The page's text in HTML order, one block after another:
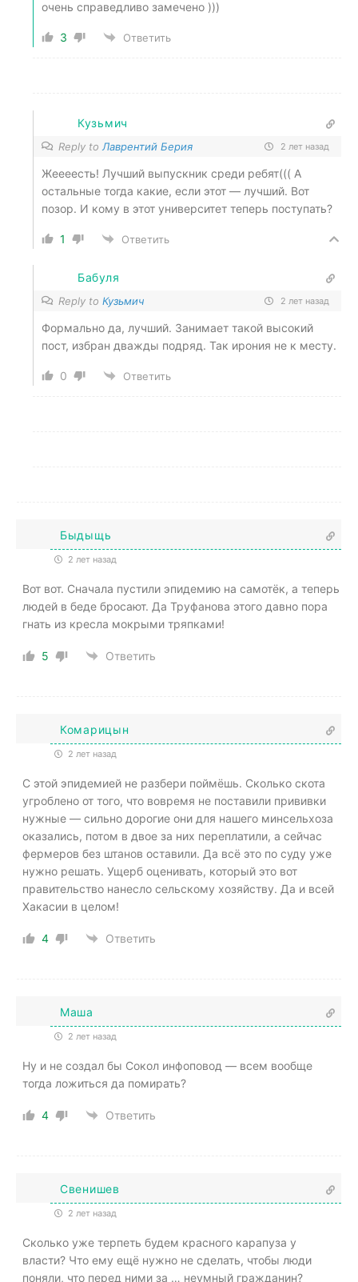
очень справедливо замечено )))
3 Ответить
Кузьмич
Reply to Лаврентий Берия 2 лет назад
Жеееесть! Лучший выпускник среди ребят((( А
остальные тогда какие, если этот — лучший. Вот
позор. И кому в этот университет теперь поступать?
1 Ответить
Бабуля
Reply to Кузьмич 2 лет назад
Формально да, лучший. Занимает такой высокий
пост, избран дважды подряд. Так ирония не к месту.
0 Ответить
Быдыщь
2 лет назад
Вот вот. Сначала пустили эпидемию на самотёк, а теперь
людей в беде бросают. Да Труфанова этого давно пора
гнать из кресла мокрыми тряпками!
5 Ответить
Комарицын
2 лет назад
С этой эпидемией не разбери поймёшь. Сколько скота
угроблено от того, что вовремя не поставили прививки
нужные — сильно дорогие они для нашего минсельхоза
оказались, потом в двое за них переплатили, а сейчас
фермеров без штанов оставили. Да всё это по суду уже
нужно решать. Ущерб оценивать, который это вот
правительство нанесло сельскому хозяйству. Да и всей
Хакасии в целом!
4 Ответить
Маша
2 лет назад
Ну и не создал бы Сокол инфоповод — всем вообще
тогда ложиться да помирать?
4 Ответить
Свенишев
2 лет назад
Сколько уже терпеть будем красного карапуза у
власти? Что ему ещё нужно не сделать, чтобы люди
поняли, что перед ними за … неумный гражданин?